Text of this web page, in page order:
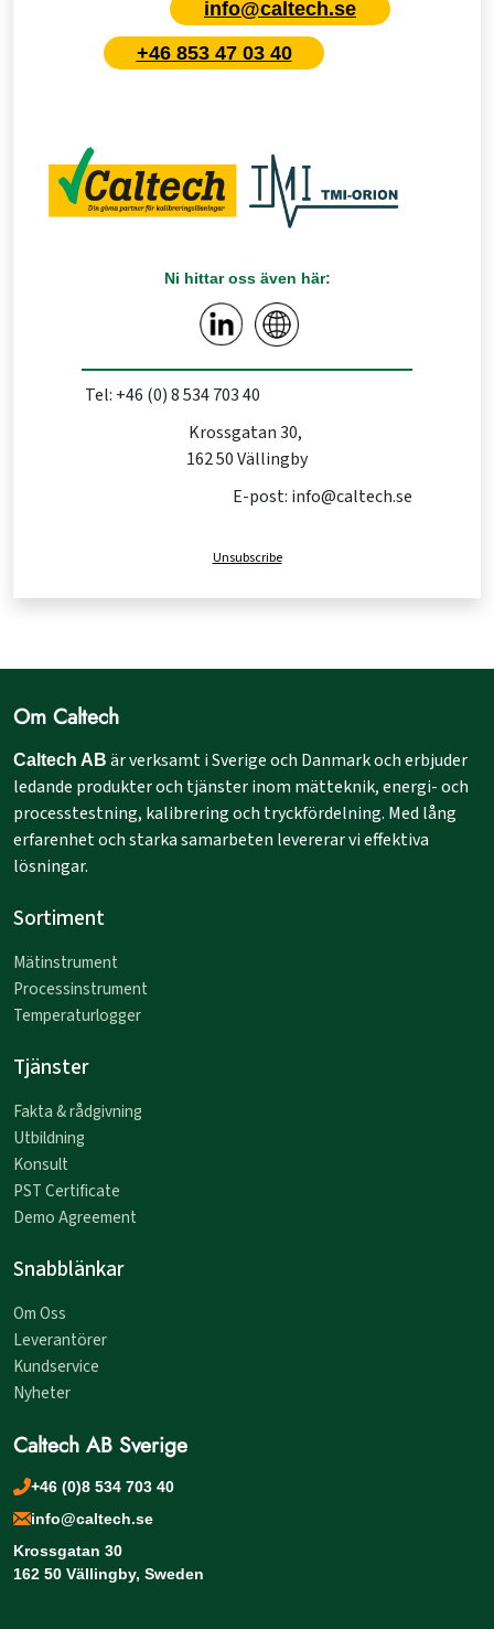
info@caltech.se
+46 853 47 03 40
Ni hittar oss även här:
Tel: +46 (0) 8 534 703 40
Krossgatan 30,
162 50 Vällingby
E-post: info@caltech.se
Unsubscribe
Om Caltech
Caltech AB är verksamt i Sverige och Danmark och erbjuder
ledande produkter och tjänster inom mätteknik, energi- och
processtestning, kalibrering och tryckfördelning. Med lång
erfarenhet och starka samarbeten levererar vi effektiva
lösningar.
Sortiment
Mätinstrument
Processinstrument
Temperaturlogger
Tjänster
Fakta & rådgivning
Utbildning
Konsult
PST Certificate
Demo Agreement
Snabblänkar
Om Oss
Leverantörer
Kundservice
Nyheter
Caltech AB Sverige
+46 (0)8 534 703 40
info@caltech.se
Krossgatan 30
162 50 Vällingby, Sweden